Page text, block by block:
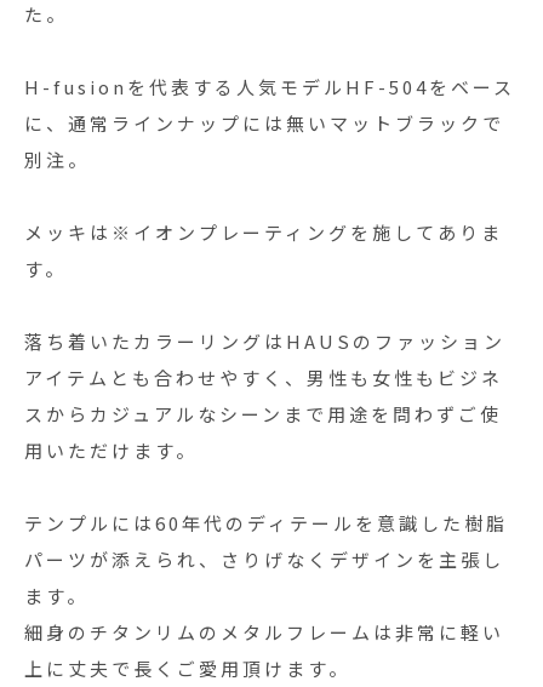
た。
H-fusionを代表する人気モデルHF-504をベース
に、通常ラインナップには無いマットブラックで
別注。
メッキは※イオンプレーティングを施してありま
す。
落ち着いたカラーリングはHAUSのファッション
アイテムとも合わせやすく、男性も女性もビジネ
スからカジュアルなシーンまで用途を問わずご使
用いただけます。
テンプルには60年代のディテールを意識した樹脂
パーツが添えられ、さりげなくデザインを主張し
ます。
細身のチタンリムのメタルフレームは非常に軽い
上に丈夫で長くご愛用頂けます。